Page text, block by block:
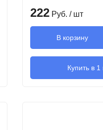
222 Руб. / шт
В корзину
Купить в 1